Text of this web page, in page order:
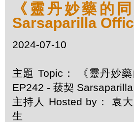
《靈丹妙藥的
Sarsaparilla
2024-07-10
主題 Topic： 《靈丹妙
EP242 - 菝契
主持人 Hosted by： 袁
生